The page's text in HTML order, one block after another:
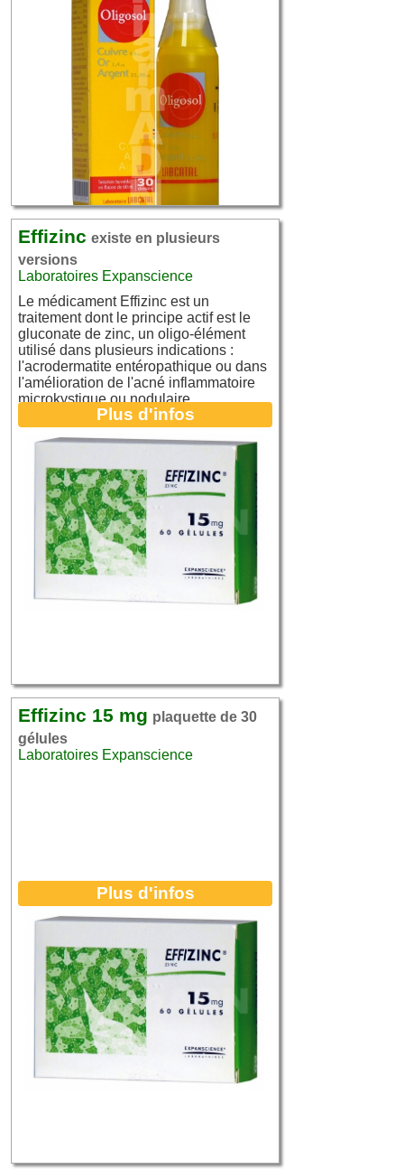
Effizinc existe en plusieurs
versions
Laboratoires Expanscience
Le médicament Effizinc est un
traitement dont le principe actif est le
gluconate de zinc, un oligo-élément
utilisé dans plusieurs indications :
l'acrodermatite entéropathique ou dans
l'amélioration de l'acné inflammatoire
microkystique ou nodulaire.
Plus d'infos
Effizinc 15 mg plaquette de 30
gélules
Laboratoires Expanscience
Plus d'infos